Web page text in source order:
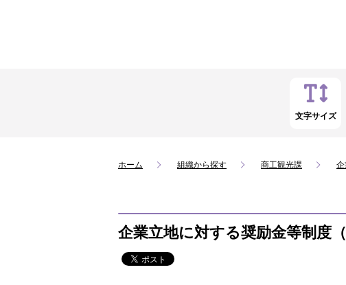
文字サイズ
ホーム 組織から探す 商工観光課
企業立地に対する奨励金等制度